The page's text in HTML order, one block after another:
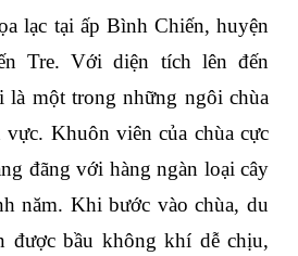
lạc tại ấp Bình Chiến, huyện
Tre. Với diện tích lên đến
là một trong những ngôi chùa
Khuôn viên của chùa cực
đãng với hàng ngàn loại cây
năm. Khi bước vào chùa, du
được bầu không khí dễ chịu,